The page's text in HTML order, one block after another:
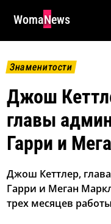
WomaNews
Знаменитости
Джош
главы
Гарри и
Джош Кеттлер,
Гарри и Меган
трех месяцев работы